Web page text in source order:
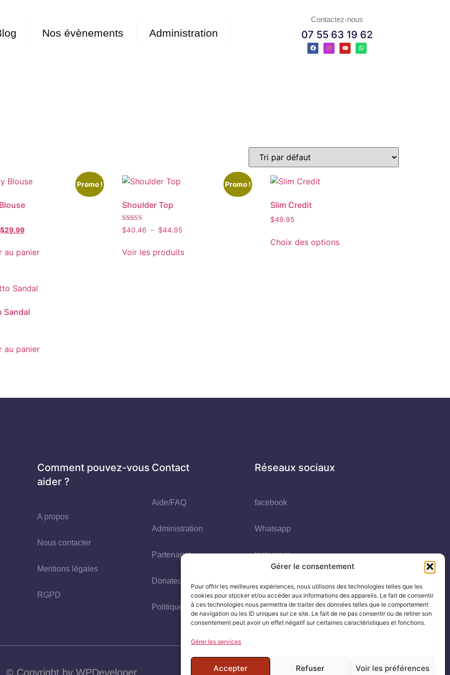
Gérer le consentement
Pour offrir les meilleures expériences, nous utilisons des technologies telles que les
cookies pour stocker et/ou accéder aux informations des appareils. Le fait de consentir
à ces technologies nous permettra de traiter des données telles que le comportement
de navigation ou les ID uniques sur ce site. Le fait de ne pas consentir ou de retirer son
consentement peut avoir un effet négatif sur certaines caractéristiques et fonctions.
Gérer les services
Accepter Refuser Voir les préférences
Nos évènements Administration
Contactez-nous
07 55 63 19 62
Promo !
$29.99
au panier
Promo !
Shoulder Top
Note
4.00
$40.46 – $44.95
Voir les produits
Slim Credit
$49.95
Choix des options
Sandal
au panier
Comment pouvez-vous
aider ?
A propos
Nous contacter
Mentions légales
RGPD
Contact
Aide/FAQ
Administration
Partenariat
Donateur
Politique de cookies (UE)
Réseaux sociaux
facebook
Whatsapp
Instagram
© Copyright by WPDeveloper